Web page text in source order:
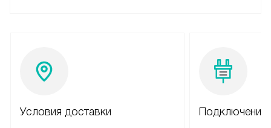
Условия доставки Подключение